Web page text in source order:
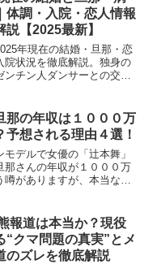
体調・入院・恋人情報
説【2025最新】
年現在の結婚・旦那・恋
院状況を徹底解説。独身の
ンチン人ダンサーとの交
那の年収は１０００万
予想される理由４選！
モデルで女優の「辻本舞」
那さんの年収が１０００万
噂がありますが、本当なの
いきます。
報道は本当か？現役
“クマ問題の真実”とメ
のズレを徹底解説